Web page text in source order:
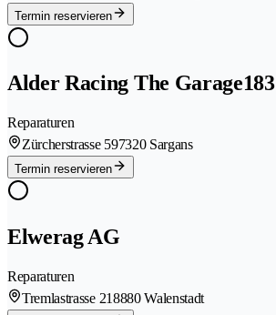
Termin reservieren
Alder Racing The Garage183
Reparaturen
Zürcherstrasse 597320 Sargans
Termin reservieren
Elwerag AG
Reparaturen
Tremlastrasse 218880 Walenstadt